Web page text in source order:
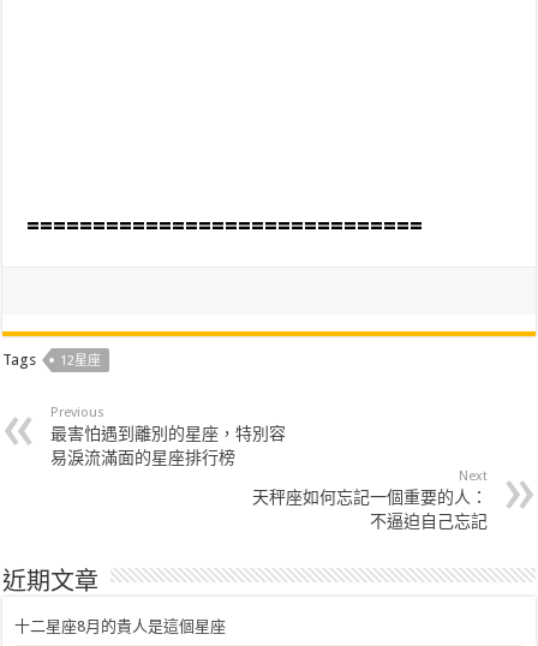
==============================
Tags 12星座
Previous
最害怕遇到離別的星座，特別容
易淚流滿面的星座排行榜
Next
天秤座如何忘記一個重要的人：
不逼迫自己忘記
近期文章
十二星座8月的貴人是這個星座